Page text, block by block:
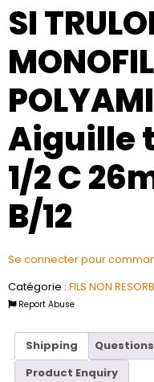
SI
Aiguille
1/2 C
B/12
Se connecter pour
Catégorie : FILS NON
Report Abuse
Shipping
Product Enquiry